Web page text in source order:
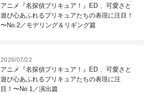
アニメ『名探偵プリキュア！』ED 、可愛さと
遊び心あふれるプリキュアたちの表現に注目！
〜No.2／モデリング＆リギング篇
2026/07/22
アニメ『名探偵プリキュア！』ED 、可愛さと
遊び心あふれるプリキュアたちの表現に注
目！〜No.1／演出篇